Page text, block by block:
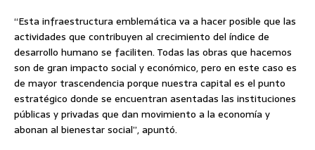
“Esta infraestructura emblemática va a hacer posible que las
actividades que contribuyen al crecimiento del índice de
desarrollo humano se faciliten. Todas las obras que hacemos
son de gran impacto social y económico, pero en este caso es
de mayor trascendencia porque nuestra capital es el punto
estratégico donde se encuentran asentadas las instituciones
públicas y privadas que dan movimiento a la economía y
abonan al bienestar social”, apuntó.